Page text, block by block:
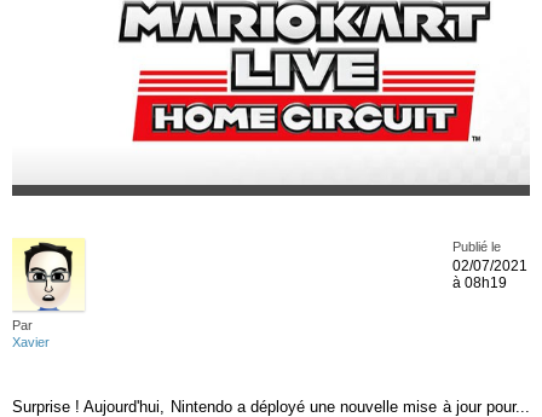
Par
Xavier
Publié le
02/07/2021
à 08h19
Surprise ! Aujourd'hui, Nintendo a déployé une nouvelle mise à jour pour...